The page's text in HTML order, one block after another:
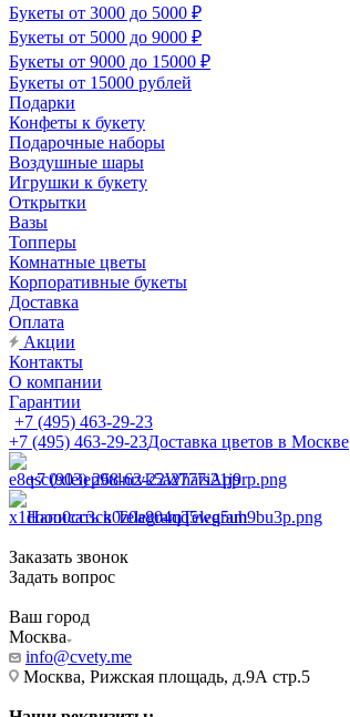
Букеты от 3000 до 5000 ₽
Букеты от 5000 до 9000 ₽
Букеты от 9000 до 15000 ₽
Букеты от 15000 рублей
Подарки
Конфеты к букету
Подарочные наборы
Воздушные шары
Игрушки к букету
Открытки
Вазы
Топперы
Комнатные цветы
Корпоративные букеты
Доставка
Оплата
Акции
Контакты
О компании
Гарантии
+7 (495) 463-29-23
+7 (495) 463-29-23Доставка цветов в Москве
+7 (903) 268-62-22WhatsApp
Написать в TelegramTelegram
Заказать звонок
Задать вопрос
Ваш город
Москва
info@cvety.me
Москва, Рижская площадь, д.9А стр.5